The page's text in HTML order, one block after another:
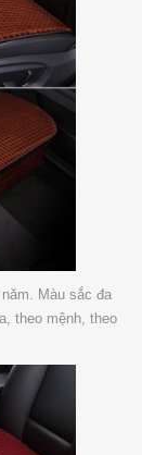
Màu sắc đa
theo mệnh, theo